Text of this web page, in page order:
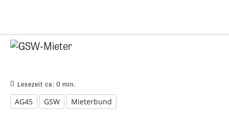
Lesezeit ca: 0 min.
AG45 GSW Mieterbund